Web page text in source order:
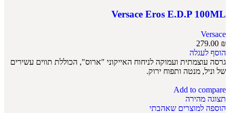
Versace Eros E.D.P 100ML
Versace
279.00 ₪
הוסף לעגלה
גרסה עוצמתית ועמוקה לניחוח האייקוני "ארוס", הכוללת תווים עשירים
של וניל, מנטה ותפוח ירוק.
Add to compare
תצוגה מהירה
הוספה למוצרים שאהבתי